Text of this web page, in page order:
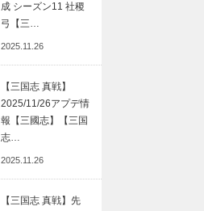
成 シーズン11 社稷
弓【三…
2025.11.26
【三国志 真戦】
2025/11/26アプデ情
報【三國志】【三国
志…
2025.11.26
【三国志 真戦】先